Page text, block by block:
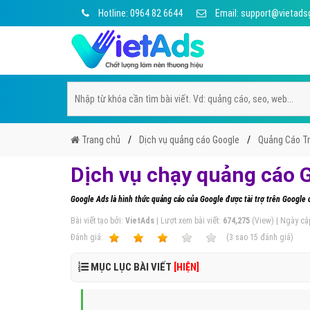
Hotline: 0964 82 6644 Email:
Trang chủ Dịch vụ quảng cáo Google Quảng Cáo
Dịch vụ chạy quảng cáo
Google Ads là hình thức quảng cáo của Google được tài trợ trên
Bài viết tạo bởi: VietAds | Lượt xem bài viết: 674,275 (View) | Ngày
Ðánh giá:
(3 sao 15 đánh giá)
MỤC LỤC BÀI VIẾT [HIỆN]